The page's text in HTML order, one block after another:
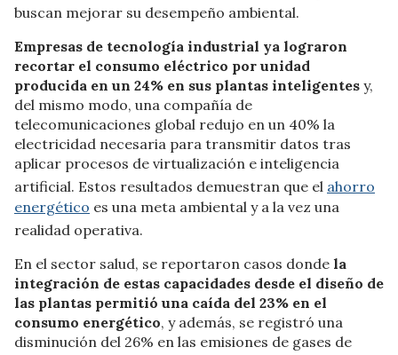
buscan mejorar su desempeño ambiental.
Empresas de tecnología industrial ya lograron
recortar el consumo eléctrico por unidad
producida en un 24% en sus plantas inteligentes y,
del mismo modo, una compañía de
telecomunicaciones global redujo en un 40% la
electricidad necesaria para transmitir datos tras
aplicar procesos de virtualización e inteligencia
artificial. Estos resultados demuestran que el ahorro
energético es una meta ambiental y a la vez una
realidad operativa.
En el sector salud, se reportaron casos donde la
integración de estas capacidades desde el diseño de
las plantas permitió una caída del 23% en el
consumo energético, y además, se registró una
disminución del 26% en las emisiones de gases de